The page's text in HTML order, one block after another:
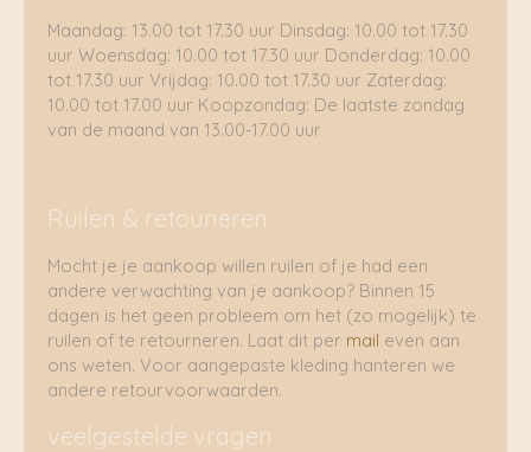
Maandag: 13.00 tot 17.30 uur Dinsdag: 10.00 tot 17.30
uur Woensdag: 10.00 tot 17.30 uur Donderdag: 10.00
tot 17.30 uur Vrijdag: 10.00 tot 17.30 uur Zaterdag:
10.00 tot 17.00 uur Koopzondag: De laatste zondag
van de maand van 13.00-17.00 uur
Ruilen & retouneren
Mocht je je aankoop willen ruilen of je had een
andere verwachting van je aankoop? Binnen 15
dagen is het geen probleem om het (zo mogelijk) te
ruilen of te retourneren. Laat dit per mail even aan
ons weten. Voor aangepaste kleding hanteren we
andere retourvoorwaarden.
veelgestelde vragen